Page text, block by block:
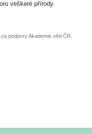
veškeré přírody.
podpory Akademie věd ČR.